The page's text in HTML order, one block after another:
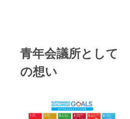
青年会議所として
の想い